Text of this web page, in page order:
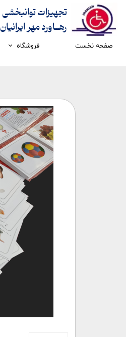
تجهیزات توانبخشی
​​​​​​​رهــاورد مهر ایرانیان
صفحه نخست فروشگاه
تجهیزات کار درمانی